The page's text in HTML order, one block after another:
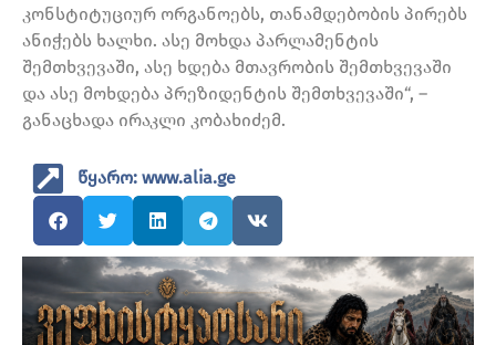
კონსტიტუციურ ორგანოებს, თანამდებობის პირებს
ანიჭებს ხალხი. ასე მოხდა პარლამენტის
შემთხვევაში, ასე ხდება მთავრობის შემთხვევაში
და ასე მოხდება პრეზიდენტის შემთხვევაში“, –
განაცხადა ირაკლი კობახიძემ.
წყარო: www.alia.ge